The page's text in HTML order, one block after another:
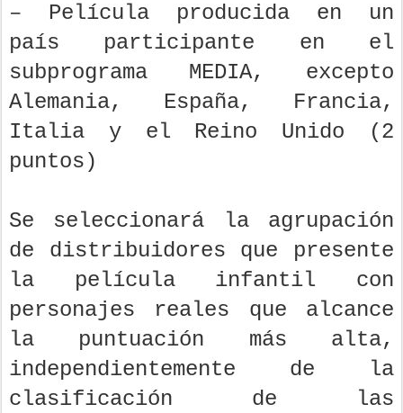
– Película producida en un
país participante en el
subprograma MEDIA, excepto
Alemania, España, Francia,
Italia y el Reino Unido (2
puntos)
Se seleccionará la agrupación
de distribuidores que presente
la película infantil con
personajes reales que alcance
la puntuación más alta,
independientemente de la
clasificación de las